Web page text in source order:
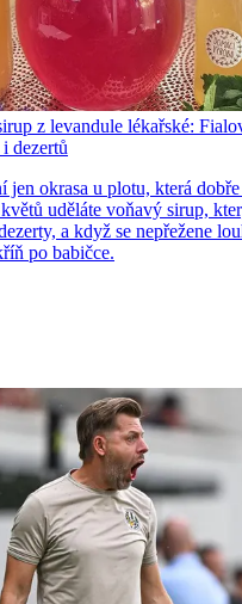
z levandule lékařské:
dezertů
jen okrasa u plotu, která
uděláte voňavý sirup,
a když se nepřežene
po babičce.